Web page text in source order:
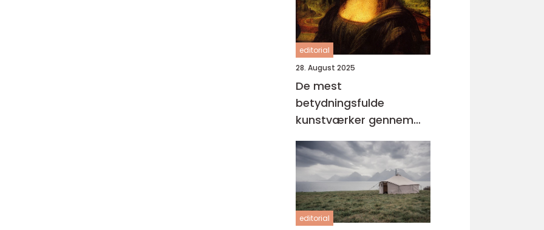
editorial
28. August 2025
De mest
betydningsfulde
kunstværker gennem
tiderne
editorial